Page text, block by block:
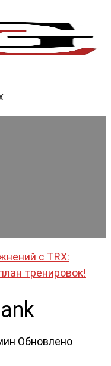
с TRX:
тренировок!
Обновлено